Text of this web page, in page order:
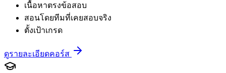
เนื้อหาตรงข้อสอบ
สอนโดยทีมที่เคยสอบจริง
ตั้งเป้าเกรด
ดูรายละเอียดคอร์ส